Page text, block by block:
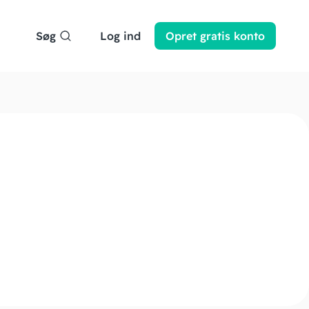
Søg Log ind Opret gratis konto